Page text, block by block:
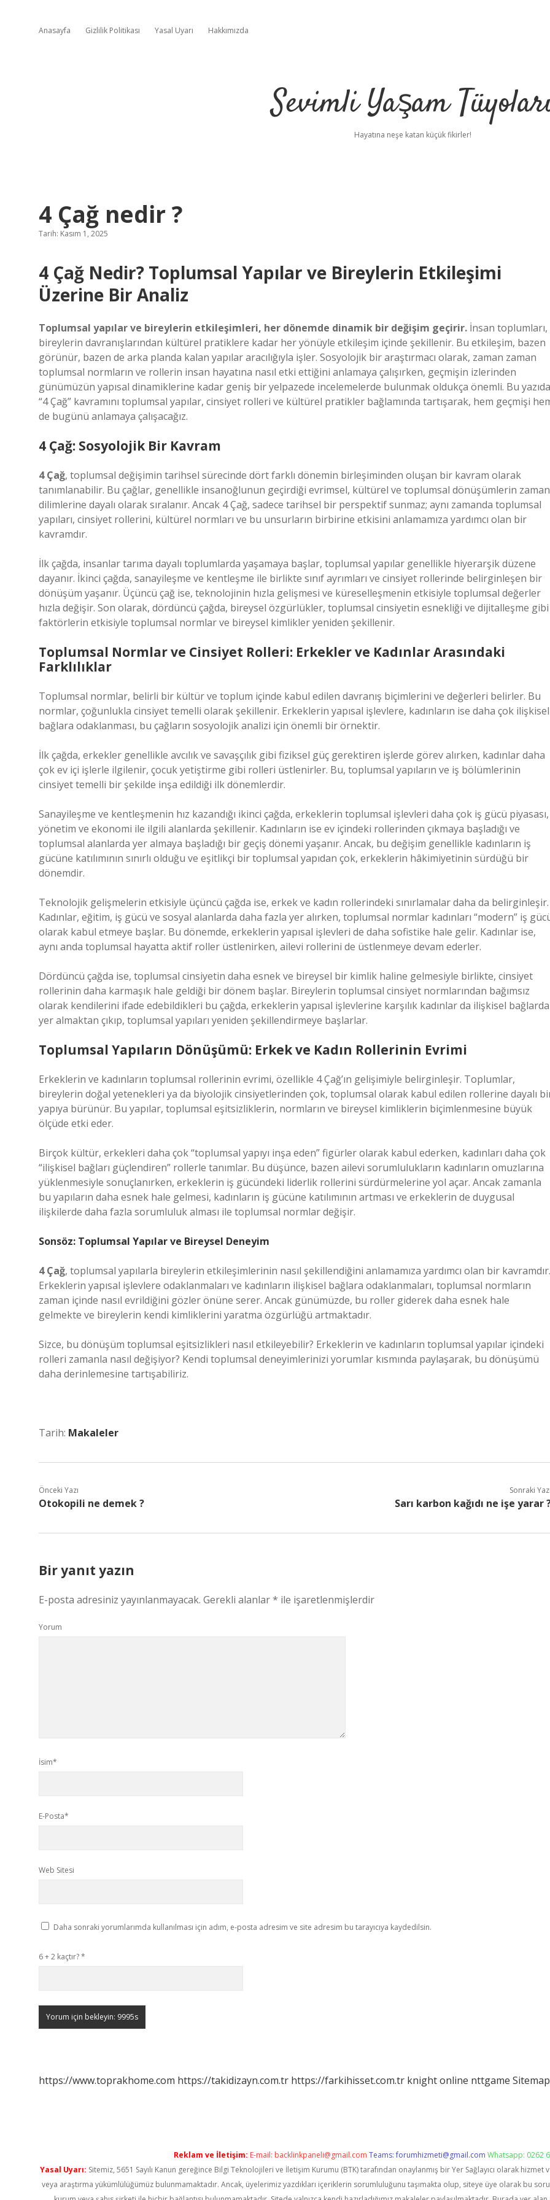
Anasayfa Gizlilik Politikası Yasal Uyarı Hakkımızda
Sevimli Yaşam
Hayatına neşe katan küçük fikirler!
4 Çağ nedir ?
Tarih: Kasım 1, 2025
4 Çağ Nedir? Toplumsal Yapılar ve Bireylerin Etkileşimi
Üzerine Bir Analiz
Toplumsal yapılar ve bireylerin etkileşimleri, her dönemde dinamik bir değişim geçirir. İnsan toplumları,
bireylerin davranışlarından kültürel pratiklere kadar her yönüyle etkileşim içinde şekillenir. Bu etkileşim, bazen
görünür, bazen de arka planda kalan yapılar aracılığıyla işler. Sosyolojik bir araştırmacı olarak, zaman zaman
toplumsal normların ve rollerin insan hayatına nasıl etki ettiğini anlamaya çalışırken, geçmişin izlerinden
günümüzün yapısal dinamiklerine kadar geniş bir yelpazede incelemelerde bulunmak oldukça önemli. Bu
“4 Çağ” kavramını toplumsal yapılar, cinsiyet rolleri ve kültürel pratikler bağlamında tartışarak, hem geçmişi
de bugünü anlamaya çalışacağız.
4 Çağ: Sosyolojik Bir Kavram
4 Çağ, toplumsal değişimin tarihsel sürecinde dört farklı dönemin birleşiminden oluşan bir kavram olarak
tanımlanabilir. Bu çağlar, genellikle insanoğlunun geçirdiği evrimsel, kültürel ve toplumsal dönüşümlerin zaman
dilimlerine dayalı olarak sıralanır. Ancak 4 Çağ, sadece tarihsel bir perspektif sunmaz; aynı zamanda toplumsal
yapıları, cinsiyet rollerini, kültürel normları ve bu unsurların birbirine etkisini anlamamıza yardımcı olan bir
kavramdır.
İlk çağda, insanlar tarıma dayalı toplumlarda yaşamaya başlar, toplumsal yapılar genellikle hiyerarşik düzene
dayanır. İkinci çağda, sanayileşme ve kentleşme ile birlikte sınıf ayrımları ve cinsiyet rollerinde belirginleşen bir
dönüşüm yaşanır. Üçüncü çağ ise, teknolojinin hızla gelişmesi ve küreselleşmenin etkisiyle toplumsal değerler
hızla değişir. Son olarak, dördüncü çağda, bireysel özgürlükler, toplumsal cinsiyetin esnekliği ve dijitalleşme gibi
faktörlerin etkisiyle toplumsal normlar ve bireysel kimlikler yeniden şekillenir.
Toplumsal Normlar ve Cinsiyet Rolleri: Erkekler ve Kadınlar Arasındaki
Farklılıklar
Toplumsal normlar, belirli bir kültür ve toplum içinde kabul edilen davranış biçimlerini ve değerleri belirler. Bu
normlar, çoğunlukla cinsiyet temelli olarak şekillenir. Erkeklerin yapısal işlevlere, kadınların ise daha çok ilişkisel
bağlara odaklanması, bu çağların sosyolojik analizi için önemli bir örnektir.
İlk çağda, erkekler genellikle avcılık ve savaşçılık gibi fiziksel güç gerektiren işlerde görev alırken, kadınlar daha
çok ev içi işlerle ilgilenir, çocuk yetiştirme gibi rolleri üstlenirler. Bu, toplumsal yapıların ve iş bölümlerinin
cinsiyet temelli bir şekilde inşa edildiği ilk dönemlerdir.
Sanayileşme ve kentleşmenin hız kazandığı ikinci çağda, erkeklerin toplumsal işlevleri daha çok iş gücü piyasası,
yönetim ve ekonomi ile ilgili alanlarda şekillenir. Kadınların ise ev içindeki rollerinden çıkmaya başladığı ve
toplumsal alanlarda yer almaya başladığı bir geçiş dönemi yaşanır. Ancak, bu değişim genellikle kadınların iş
gücüne katılımının sınırlı olduğu ve eşitlikçi bir toplumsal yapıdan çok, erkeklerin hâkimiyetinin sürdüğü bir
dönemdir.
Teknolojik gelişmelerin etkisiyle üçüncü çağda ise, erkek ve kadın rollerindeki sınırlamalar daha da belirginleşir.
Kadınlar, eğitim, iş gücü ve sosyal alanlarda daha fazla yer alırken, toplumsal normlar kadınları “modern” iş
olarak kabul etmeye başlar. Bu dönemde, erkeklerin yapısal işlevleri de daha sofistike hale gelir. Kadınlar ise,
aynı anda toplumsal hayatta aktif roller üstlenirken, ailevi rollerini de üstlenmeye devam ederler.
Dördüncü çağda ise, toplumsal cinsiyetin daha esnek ve bireysel bir kimlik haline gelmesiyle birlikte, cinsiyet
rollerinin daha karmaşık hale geldiği bir dönem başlar. Bireylerin toplumsal cinsiyet normlarından bağımsız
olarak kendilerini ifade edebildikleri bu çağda, erkeklerin yapısal işlevlerine karşılık kadınlar da ilişkisel bağlarda
yer almaktan çıkıp, toplumsal yapıları yeniden şekillendirmeye başlarlar.
Toplumsal Yapıların Dönüşümü: Erkek ve Kadın Rollerinin Evrimi
Erkeklerin ve kadınların toplumsal rollerinin evrimi, özellikle 4 Çağ’ın gelişimiyle belirginleşir. Toplumlar,
bireylerin doğal yetenekleri ya da biyolojik cinsiyetlerinden çok, toplumsal olarak kabul edilen rollerine dayalı
yapıya bürünür. Bu yapılar, toplumsal eşitsizliklerin, normların ve bireysel kimliklerin biçimlenmesine büyük
ölçüde etki eder.
Birçok kültür, erkekleri daha çok “toplumsal yapıyı inşa eden” figürler olarak kabul ederken, kadınları daha çok
“ilişkisel bağları güçlendiren” rollerle tanımlar. Bu düşünce, bazen ailevi sorumlulukların kadınların omuzlarına
yüklenmesiyle sonuçlanırken, erkeklerin iş gücündeki liderlik rollerini sürdürmelerine yol açar. Ancak zamanla
bu yapıların daha esnek hale gelmesi, kadınların iş gücüne katılımının artması ve erkeklerin de duygusal
ilişkilerde daha fazla sorumluluk alması ile toplumsal normlar değişir.
Sonsöz: Toplumsal Yapılar ve Bireysel Deneyim
4 Çağ, toplumsal yapılarla bireylerin etkileşimlerinin nasıl şekillendiğini anlamamıza yardımcı olan bir kavramdır.
Erkeklerin yapısal işlevlere odaklanmaları ve kadınların ilişkisel bağlara odaklanmaları, toplumsal normların
zaman içinde nasıl evrildiğini gözler önüne serer. Ancak günümüzde, bu roller giderek daha esnek hale
gelmekte ve bireylerin kendi kimliklerini yaratma özgürlüğü artmaktadır.
Sizce, bu dönüşüm toplumsal eşitsizlikleri nasıl etkileyebilir? Erkeklerin ve kadınların toplumsal yapılar içindeki
rolleri zamanla nasıl değişiyor? Kendi toplumsal deneyimlerinizi yorumlar kısmında paylaşarak, bu dönüşümü
daha derinlemesine tartışabiliriz.
Tarih: Makaleler
Önceki Yazı
Otokopili ne demek ?
Sonraki
Sarı karbon kağıdı ne işe yarar
Bir yanıt yazın
E-posta adresiniz yayınlanmayacak. Gerekli alanlar* ile işaretlenmişlerdir
Yorum
İsim*
E-Posta*
Web Sitesi
Daha sonraki yorumlarımda kullanılması için adım, e-posta adresim ve site adresim bu tarayıcıya kaydedilsin.
6 + 2 kaçtır?*
https://www.toprakhome.com https://takidizayn.com.tr https://farkihisset.com.tr knight online nttgame Sitemap
Reklam ve İletişim: E-mail: backlinkpaneli@gmail.com Teams:forumhizmeti@gmail.com Whatsapp: 0262
Yasal Uyarı: Sitemiz, 5651 Sayılı Kanun gereğince Bilgi Teknolojileri ve İletişim Kurumu (BTK) tarafından onaylanmış bir Yer Sağlayıcı olarak
veya araştırma yükümlülüğümüz bulunmamaktadır. Ancak, üyelerimiz yazdıkları içeriklerin sorumluluğunu taşımakta olup, siteye üye olarak bu